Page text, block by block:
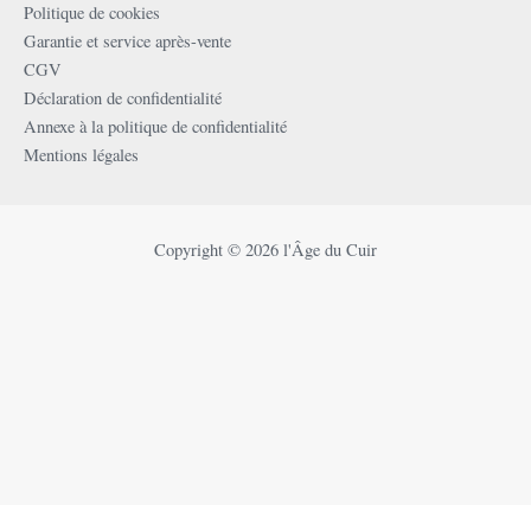
Politique de cookies
Garantie et service après-vente
CGV
Déclaration de confidentialité
Annexe à la politique de confidentialité
Mentions légales
Copyright © 2026 l'Âge du Cuir